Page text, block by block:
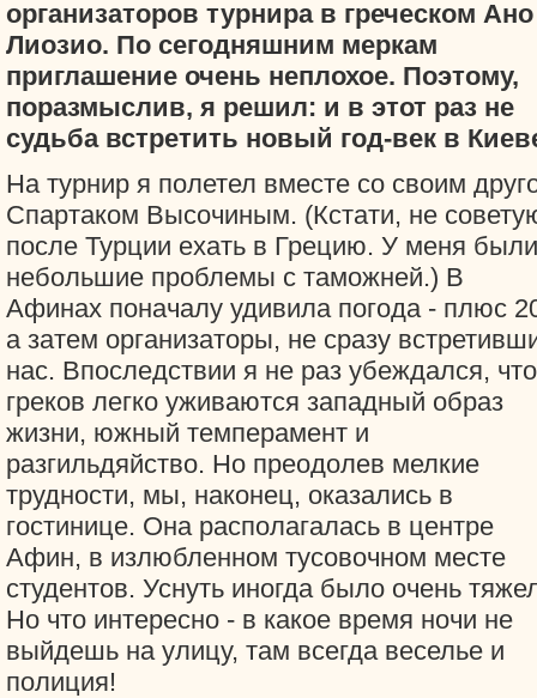
организаторов турнира в греческом Ано
Лиозио. По сегодняшним меркам
приглашение очень неплохое. Поэтому,
поразмыслив, я решил: и в этот раз не
судьба встретить новый год-век в
На турнир я полетел вместе со своим
Спартаком Высочиным. (Кстати, не
после Турции ехать в Грецию. У меня были
небольшие проблемы с таможней.) В
Афинах поначалу удивила погода - плюс
а затем организаторы, не сразу
нас. Впоследствии я не раз убеждался,
греков легко уживаются западный образ
жизни, южный темперамент и
разгильдяйство. Но преодолев мелкие
трудности, мы, наконец, оказались в
гостинице. Она располагалась в центре
Афин, в излюбленном тусовочном месте
студентов. Уснуть иногда было очень
Но что интересно - в какое время ночи не
выйдешь на улицу, там всегда веселье и
полиция!